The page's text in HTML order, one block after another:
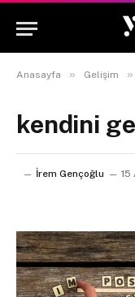
Anasayfa » Gelişim »
kendini
İrem Gençoğlu 15